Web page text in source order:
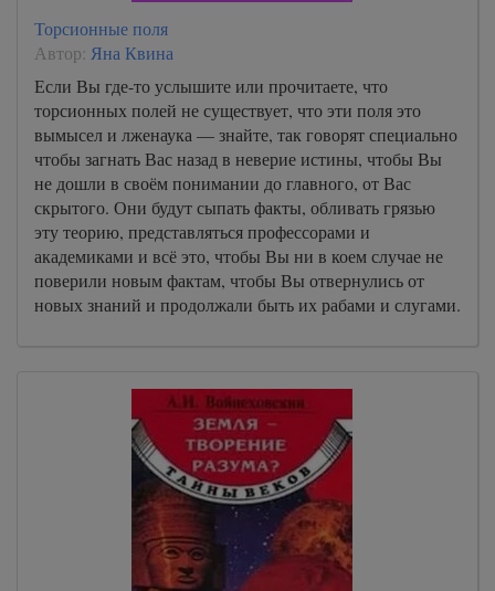
Торсионные поля
Автор: Яна Квина
Если Вы где-то услышите или прочитаете, что
торсионных полей не существует, что эти поля это
вымысел и лженаука — знайте, так говорят специально
чтобы загнать Вас назад в неверие истины, чтобы Вы
не дошли в своём понимании до главного, от Вас
скрытого. Они будут сыпать факты, обливать грязью
эту теорию, представляться профессорами и
академиками и всё это, чтобы Вы ни в коем случае не
поверили новым фактам, чтобы Вы отвернулись от
новых знаний и продолжали быть их рабами и слугами.